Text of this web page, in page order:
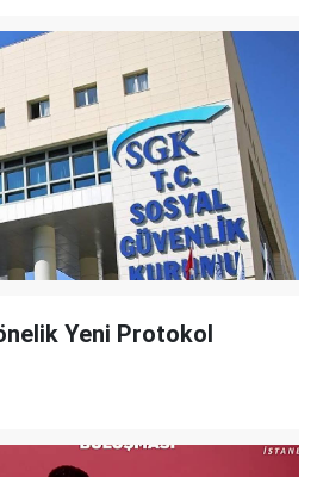
Yeni Protokol